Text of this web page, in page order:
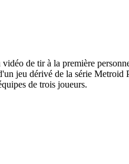
de tir à la première
jeu dérivé de la série
de trois joueurs.